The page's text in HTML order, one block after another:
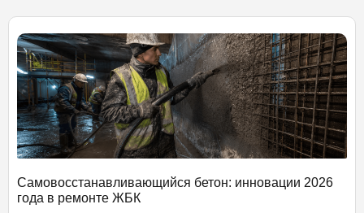
Самовосстанавливающийся бетон: инновации 2026
года в ремонте ЖБК